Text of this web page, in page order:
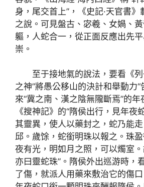
身，尾交首上”，《史記·天官書》
之說。可見盤古、宓羲、女媧、
軀，人蛇合一，從正面反應出先
崇。
至于接地氣的說法，要看《列
之神”將愚公移山的決計和舉動力“
來“冀之南、漢之陰無隴斷焉”的
《搜神記》的“隋侯出行，見年夜
其靈異，使人以藥封之，蛇乃能
邱。歲馀，蛇銜明珠以報之。珠
夜有光，明如月之照，可以燭室。
亦曰靈蛇珠”。隋侯外出巡游時，
了傷，就派人用藥來敷治它的傷口